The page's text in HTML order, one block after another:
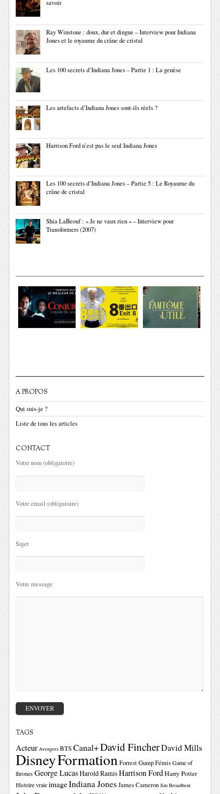
savoir
Ray Winstone : doux, dur et dingue – Interview pour Indiana
Jones et le royaume du crâne de cristal
Les 100 secrets d’Indiana Jones – Partie 1 : La genèse
Les artefacts d’Indiana Jones sont-ils réels ?
Harrison Ford n’est pas le seul Indiana Jones
Les 100 secrets d’Indiana Jones – Partie 5 : Le Royaume du
crâne de cristal
Shia LaBeouf : « Je ne vaux rien » – Interview pour
Transformers (2007)
A PROPOS
Qui suis-je ?
Liste de tous les articles
CONTACT
Votre nom (obligatoire)
Votre email (obligatoire)
Sujet
Votre message
TAGS
Acteur Avengers BTSCanal+David FincherDavid Mills
DisneyFormationForrest GumpFémis Game of
thrones George LucasHarold RamisHarrison FordHarry Potter
Histoire vraie imageIndiana Jones James Cameron Jim Broadbent